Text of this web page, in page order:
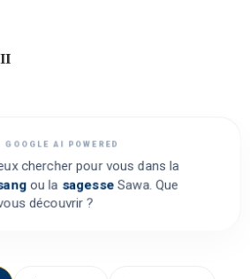
AI POWERED
chercher pour vous dans la
ou la sagesse Sawa. Que
découvrir ?